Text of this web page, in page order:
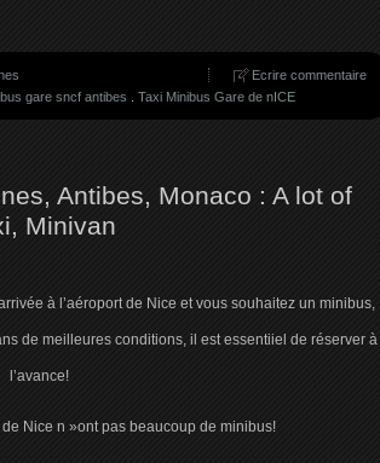
Ecrire commentaire
gare sncf antibes Taxi Minibus Gare de nICE
Antibes, Monaco : A lot of
Minivan
à l’aéroport de Nice et vous souhaitez un minibus,
de meilleures conditions, il est essentiiel de réserver à
l’avance!
de Nice n »ont pas beaucoup de minibus!